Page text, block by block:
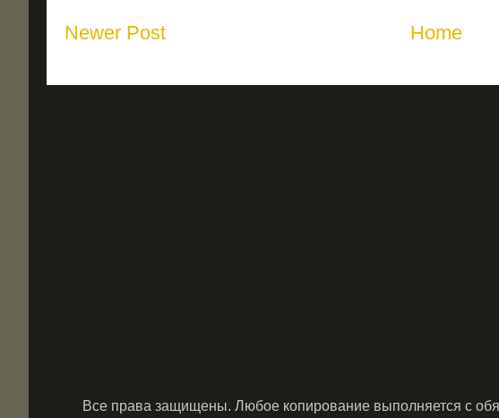
Newer Post Home
Все права защищены. Любое копирование выполняется с